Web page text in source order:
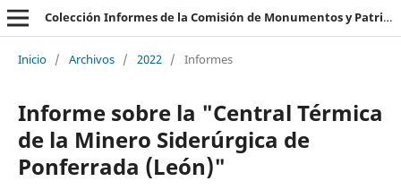
Colección Informes de la Comisión de Monumentos y Patrimonio Histórico
Inicio / Archivos / 2022 / Informes
Informe sobre la "Central Térmica
de la Minero Siderúrgica de
Ponferrada (León)"